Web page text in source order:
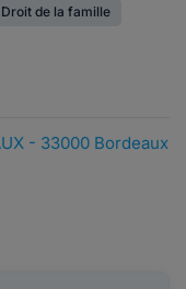
Droit de la famille
- 33000 Bordeaux